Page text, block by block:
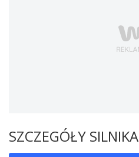
SZCZEGÓŁY SILNIKA